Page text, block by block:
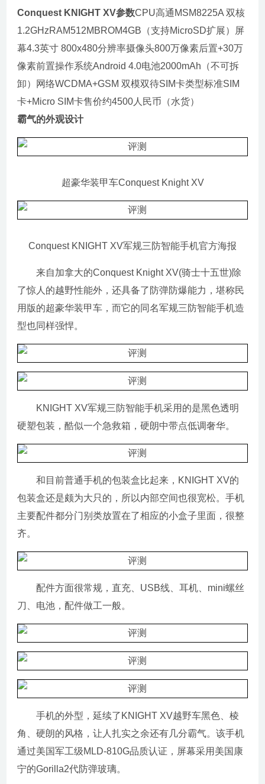
Conquest KNIGHT XV参数CPU高通MSM8225A 双核
1.2GHzRAM512MBROM4GB（支持MicroSD扩展）屏
幕4.3英寸 800x480分辨率摄像头800万像素后置+30万
像素前置操作系统Android 4.0电池2000mAh（不可拆
卸）网络WCDMA+GSM 双模双待SIM卡类型标准SIM
卡+Micro SIM卡售价约4500人民币（水货）
霸气的外观设计
超豪华装甲车Conquest Knight XV
Conquest KNIGHT XV军规三防智能手机官方海报
来自加拿大的Conquest Knight XV(骑士十五世)除
了惊人的越野性能外，还具备了防弹防爆能力，堪称民
用版的超豪华装甲车，而它的同名军规三防智能手机造
型也同样强悍。
KNIGHT XV军规三防智能手机采用的是黑色透明
硬塑包装，酷似一个急救箱，硬朗中带点低调奢华。
和目前普通手机的包装盒比起来，KNIGHT XV的
包装盒还是颇为大只的，所以内部空间也很宽松。手机
主要配件都分门别类放置在了相应的小盒子里面，很整
齐。
配件方面很常规，直充、USB线、耳机、mini螺丝
刀、电池，配件做工一般。
手机的外型，延续了KNIGHT XV越野车黑色、棱
角、硬朗的风格，让人扎实之余还有几分霸气。该手机
通过美国军工级MLD-810G品质认证，屏幕采用美国康
宁的Gorilla2代防弹玻璃。